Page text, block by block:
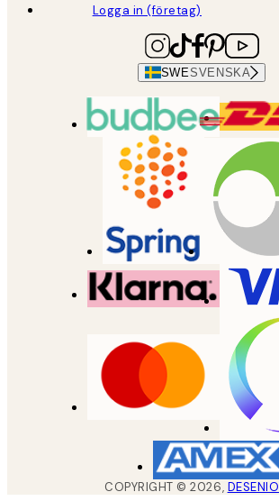
Logga in (företag)
SWESVENSKA
COPYRIGHT ©2026, DESENIO